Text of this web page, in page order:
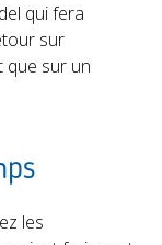
qui fera
sur
que sur un
les